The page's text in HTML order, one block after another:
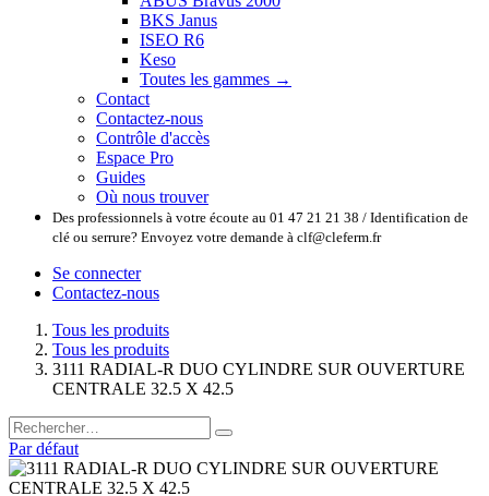
BKS Janus
ISEO R6
Keso
Toutes les gammes →
Contact
Contactez-nous
Contrôle d'accès
Espace Pro
Guides
Où nous trouver
Des professionnels à votre écoute au 01 47 21 21 38 / Identification de
clé ou serrure? Envoyez votre demande à clf@cleferm.fr
Se connecter
Contactez-nous
Tous les produits
Tous les produits
3111 RADIAL-R DUO CYLINDRE SUR OUVERTURE
CENTRALE 32.5 X 42.5
Par défaut